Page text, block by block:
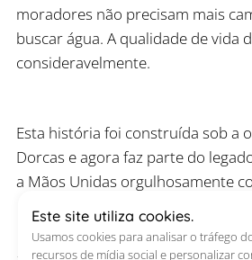
moradores não precisam mais
buscar água. A qualidade de vida
consideravelmente.
Esta história foi construída sob a
Dorcas e agora faz parte do
a Mãos Unidas orgulhosamente
Publicado em 08 de fevereiro de
Este site utiliza cookies.
Usamos cookies para analisar o tráfego
recursos de mídia social e personalizar